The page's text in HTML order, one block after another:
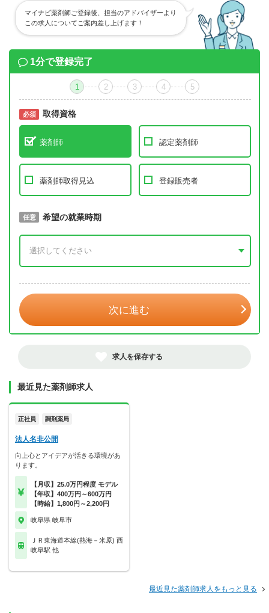
マイナビ薬剤師ご登録後、担当のアドバイザーより
この求人についてご案内差し上げます！
1分で登録完了
1 2 3 4 5
必須 取得資格
薬剤師 認定薬剤師
薬剤師取得見込 登録販売者
必須 取得予定年
任意 希望の就業時期
次に進む
求人を保存する
最近見た薬剤師求人
正社員 調剤薬局
法人名非公開
向上心とアイデアが活きる環境があ
ります。
【月収】25.0万円程度 モデル
【年収】400万円～600万円
【時給】1,800円～2,200円
岐阜県 岐阜市
ＪＲ東海道本線(熱海－米原) 西
岐阜駅 他
最近見た薬剤師求人をもっと見る